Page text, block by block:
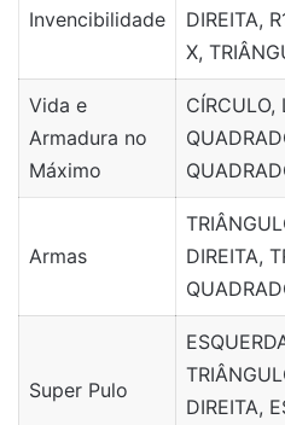
Invencibilidade
DIREITA,
X,
Vida e
Armadura no
Máximo
CÍRCULO,
Armas
DIREITA,
Super Pulo
DIREITA,